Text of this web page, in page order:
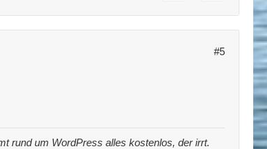
#5
rund um WordPress alles kostenlos, der irrt.